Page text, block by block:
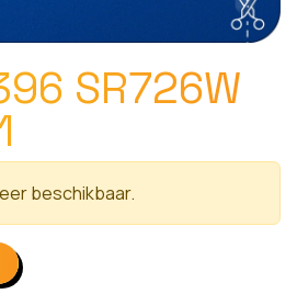
SR726W
beschikbaar.